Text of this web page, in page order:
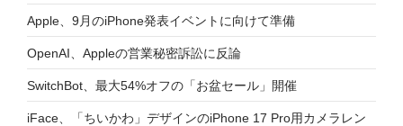
Apple、9月のiPhone発表イベントに向けて準備
OpenAI、Appleの営業秘密訴訟に反論
SwitchBot、最大54%オフの「お盆セール」開催
iFace、「ちいかわ」デザインのiPhone 17 Pro用カメラレン